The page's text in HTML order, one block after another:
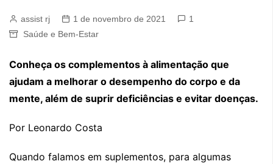
assist rj 1 de novembro de 2021
1
Saúde e Bem-Estar
Conheça os complementos à alimentação que
ajudam a melhorar o desempenho do corpo e da
mente, além de suprir deficiências e evitar doenças.
Por Leonardo Costa
Quando falamos em suplementos, para algumas